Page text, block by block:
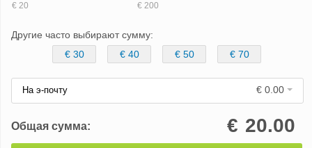
Другие часто выбирают сумму:
€ 30
€ 40 € 50 € 70
На э-почту € 0.00
Общая сумма: 20.00
€